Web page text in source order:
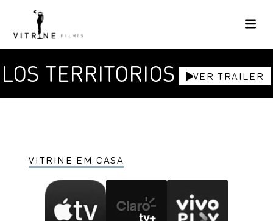
LOS TERRITORIOS VER TRAILER
VITRINE EM CASA